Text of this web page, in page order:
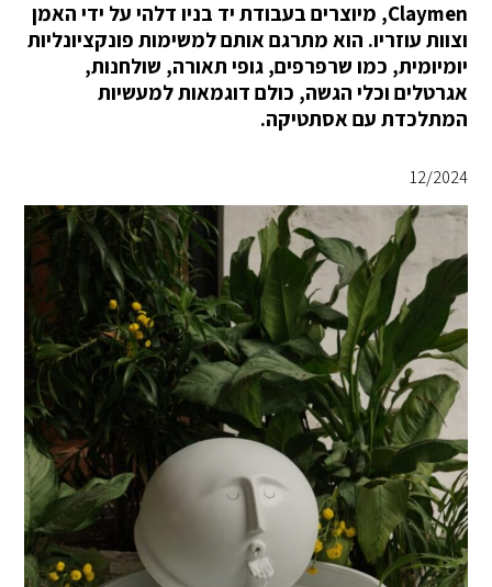
Claymen, מיוצרים בעבודת יד בניו דלהי על ידי האמן
וצוות עוזריו. הוא מתרגם אותם למשימות פונקציונליות
יומיומית, כמו שרפרפים, גופי תאורה, שולחנות,
אגרטלים וכלי הגשה, כולם דוגמאות למעשיות
המתלכדת עם אסתטיקה.
12/2024